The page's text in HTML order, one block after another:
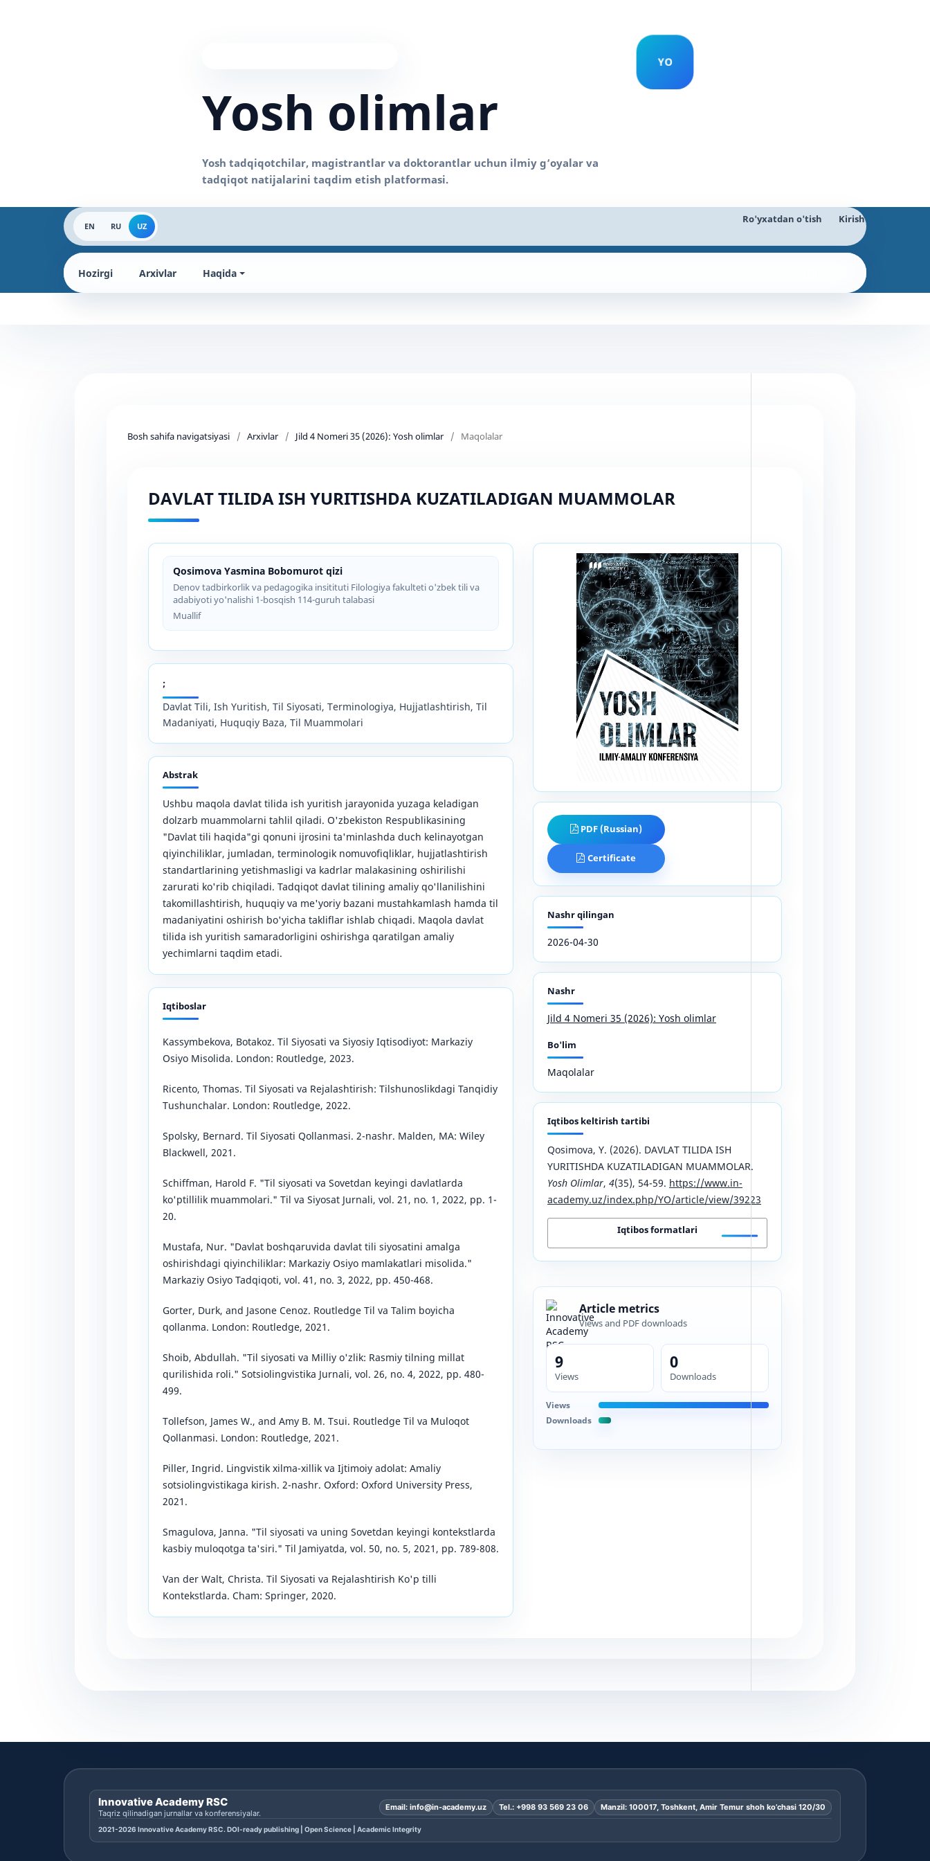
Yosh olimlar
EN RU UZ
Ro'yxatdan o'tish Kirish
Hozirgi Arxivlar Haqida
Bosh sahifa navigatsiyasi / Arxivlar / Jild 4 Nomeri 35 (2026): Yosh olimlar / Maqolalar
DAVLAT TILIDA ISH YURITISHDA KUZATILADIGAN MUAMMOLAR
Qosimova Yasmina Bobomurot qizi
Denov tadbirkorlik va pedagogika insitituti Filologiya fakulteti o'zbek tili va
adabiyoti yo'nalishi 1-bosqish 114-guruh talabasi
Muallif
;
Davlat Tili, Ish Yuritish, Til Siyosati, Terminologiya, Hujjatlashtirish, Til
Madaniyati, Huquqiy Baza, Til Muammolari
Abstrak
Ushbu maqola davlat tilida ish yuritish jarayonida yuzaga keladigan
dolzarb muammolarni tahlil qiladi. O'zbekiston Respublikasining
"Davlat tili haqida"gi qonuni ijrosini ta'minlashda duch kelinayotgan
qiyinchiliklar, jumladan, terminologik nomuvofiqliklar, hujjatlashtirish
standartlarining yetishmasligi va kadrlar malakasining oshirilishi
zarurati ko'rib chiqiladi. Tadqiqot davlat tilining amaliy qo'llanilishini
takomillashtirish, huquqiy va me'yoriy bazani mustahkamlash hamda til
madaniyatini oshirish bo'yicha takliflar ishlab chiqadi. Maqola davlat
tilida ish yuritish samaradorligini oshirishga qaratilgan amaliy
yechimlarni taqdim etadi.
Iqtiboslar
Kassymbekova, Botakoz. Til Siyosati va Siyosiy Iqtisodiyot: Markaziy
Osiyo Misolida. London: Routledge, 2023.
Ricento, Thomas. Til Siyosati va Rejalashtirish: Tilshunoslikdagi Tanqidiy
Tushunchalar. London: Routledge, 2022.
Spolsky, Bernard. Til Siyosati Qollanmasi. 2-nashr. Malden, MA: Wiley
Blackwell, 2021.
Schiffman, Harold F. "Til siyosati va Sovetdan keyingi davlatlarda
ko'ptillilik muammolari." Til va Siyosat Jurnali, vol. 21, no. 1, 2022, pp. 1-
20.
Mustafa, Nur. "Davlat boshqaruvida davlat tili siyosatini amalga
oshirishdagi qiyinchiliklar: Markaziy Osiyo mamlakatlari misolida."
Markaziy Osiyo Tadqiqoti, vol. 41, no. 3, 2022, pp. 450-468.
Gorter, Durk, and Jasone Cenoz. Routledge Til va Talim boyicha
qollanma. London: Routledge, 2021.
Shoib, Abdullah. "Til siyosati va Milliy o'zlik: Rasmiy tilning millat
qurilishida roli." Sotsiolingvistika Jurnali, vol. 26, no. 4, 2022, pp. 480-
499.
Tollefson, James W., and Amy B. M. Tsui. Routledge Til va Muloqot
Qollanmasi. London: Routledge, 2021.
Piller, Ingrid. Lingvistik xilma-xillik va Ijtimoiy adolat: Amaliy
sotsiolingvistikaga kirish. 2-nashr. Oxford: Oxford University Press,
2021.
Smagulova, Janna. "Til siyosati va uning Sovetdan keyingi kontekstlarda
kasbiy muloqotga ta'siri." Til Jamiyatda, vol. 50, no. 5, 2021, pp. 789-808.
Van der Walt, Christa. Til Siyosati va Rejalashtirish Ko'p tilli
Kontekstlarda. Cham: Springer, 2020.
PDF (Russian)
Certificate
Nashr qilingan
2026-04-30
Nashr
Jild 4 Nomeri 35 (2026): Yosh olimlar
Bo'lim
Maqolalar
Iqtibos keltirish tartibi
Qosimova, Y. (2026). DAVLAT TILIDA ISH
YURITISHDA KUZATILADIGAN MUAMMOLAR.
Yosh Olimlar, 4(35), 54-59. https://www.in-
academy.uz/index.php/YO/article/view/39223
Iqtibos formatlari
Article metrics
Views and PDF downloads
9
Views
0
Downloads
Views
Downloads
Innovative Academy RSC
Taqriz qilinadigan jurnallar va konferensiyalar.
Email: info@in-academy.uz Tel.: +998 93 569 23 06 Manzil: 100017, Toshkent, Amir Temur shoh ko’chasi 120/30
2021-2026 Innovative Academy RSC. DOI-ready publishing | Open Science | Academic Integrity